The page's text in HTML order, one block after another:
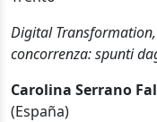
Digital
concorrenza: spunti
Carolina Serrano
(España)